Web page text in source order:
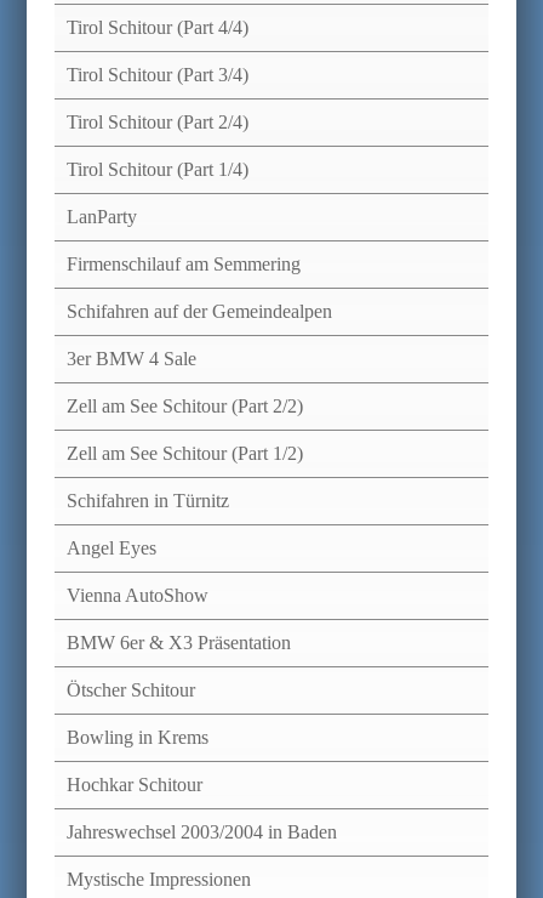
Tirol Schitour (Part 4/4)
Tirol Schitour (Part 3/4)
Tirol Schitour (Part 2/4)
Tirol Schitour (Part 1/4)
LanParty
Firmenschilauf am Semmering
Schifahren auf der Gemeindealpen
3er BMW 4 Sale
Zell am See Schitour (Part 2/2)
Zell am See Schitour (Part 1/2)
Schifahren in Türnitz
Angel Eyes
Vienna AutoShow
BMW 6er & X3 Präsentation
Ötscher Schitour
Bowling in Krems
Hochkar Schitour
Jahreswechsel 2003/2004 in Baden
Mystische Impressionen